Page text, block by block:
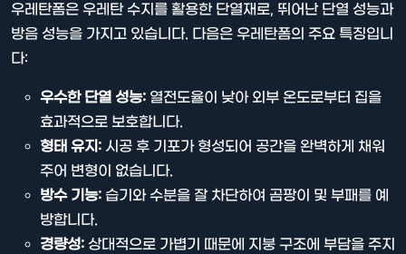
우레탄폼은 우레탄 수지를 활용한 단열재로, 뛰어난 단열 성능과
방음 성능을 가지고 있습니다. 다음은 우레탄폼의 주요 특징입니
다:
우수한 단열 성능: 열전도율이 낮아 외부 온도로부터 집을
효과적으로 보호합니다.
형태 유지: 시공 후 기포가 형성되어 공간을 완벽하게 채워
주어 변형이 없습니다.
방수 기능: 습기와 수분을 잘 차단하여 곰팡이 및 부패를 예
방합니다.
경량성: 상대적으로 가볍기 때문에 지붕 구조에 부담을 주지